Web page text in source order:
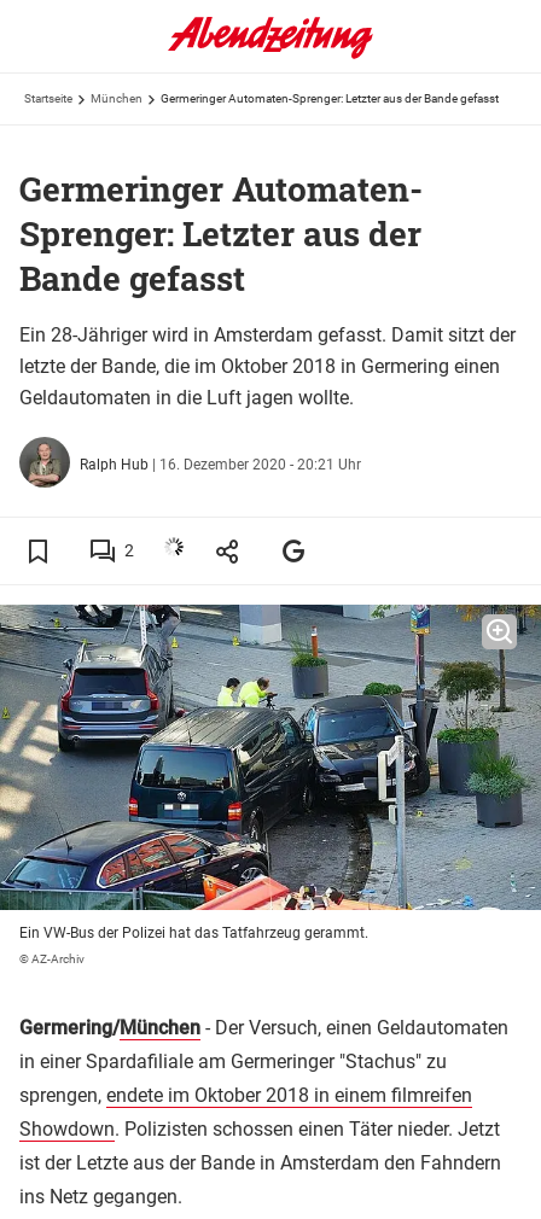
Startseite München Germeringer Automaten-Sprenger: Letzter aus der Bande gefasst
Germeringer Automaten-
Sprenger: Letzter aus der
Bande gefasst
Ein 28-Jähriger wird in Amsterdam gefasst. Damit sitzt der
letzte der Bande, die im Oktober 2018 in Germering einen
Geldautomaten in die Luft jagen wollte.
Ralph Hub | 16. Dezember 2020 - 20:21 Uhr
2
Ein VW-Bus der Polizei hat das Tatfahrzeug gerammt.
© AZ-Archiv
Germering/München - Der Versuch, einen Geldautomaten
in einer Spardafiliale am Germeringer "Stachus" zu
sprengen, endete im Oktober 2018 in einem filmreifen
Showdown. Polizisten schossen einen Täter nieder. Jetzt
ist der Letzte aus der Bande in Amsterdam den Fahndern
ins Netz gegangen.